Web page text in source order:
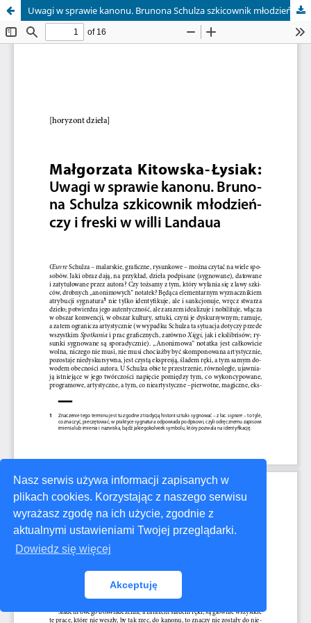
Nasz serwis używa informacji zapisanych w
plikach cookies. Korzystając z naszego serwisu
wyrażasz zgodę na ich użycie, zgodnie z
aktualnymi ustawieniami Twojej przeglądarki.
Dowiedz się więcej
Akceptuję
Uwagi w sprawie kanonu. Brunona Schulza szkicownik młodzieńczy i freski w willi Landaua